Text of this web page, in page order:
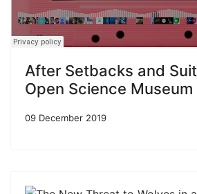
After Setbacks and
Open Science Museum
09 December 2019